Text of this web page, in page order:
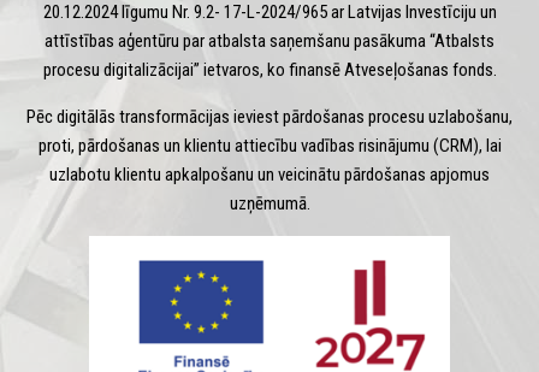
20.12.2024 līgumu Nr. 9.2- 17-L-2024/965 ar Latvijas Investīciju un
attīstības aģentūru par atbalsta saņemšanu pasākuma “Atbalsts
procesu digitalizācijai” ietvaros, ko finansē Atveseļošanas fonds.
Pēc digitālās transformācijas ieviest pārdošanas procesu uzlabošanu,
proti, pārdošanas un klientu attiecību vadības risinājumu (CRM), lai
uzlabotu klientu apkalpošanu un veicinātu pārdošanas apjomus
uzņēmumā.